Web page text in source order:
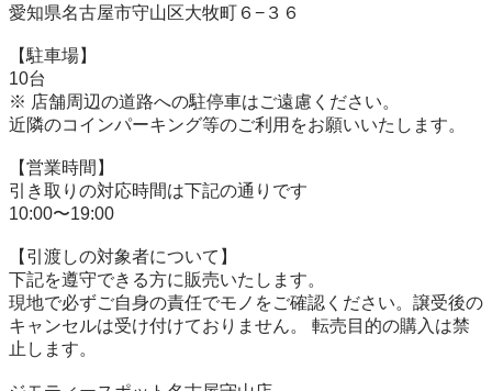
愛知県名古屋市守山区大牧町６−３６
【駐⾞場】
10台
※ 店舗周辺の道路への駐停車はご遠慮ください。
近隣のコインパーキング等のご利用をお願いいたします。
【営業時間】
引き取りの対応時間は下記の通りです
10:00〜19:00
【引渡しの対象者について】
下記を遵守できる⽅に販売いたします。
現地で必ずご⾃⾝の責任でモノをご確認ください。譲受後の
キャンセルは受け付けておりません。 転売⽬的の購⼊は禁
⽌します。